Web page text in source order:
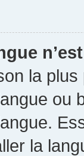
la plus
ou
la